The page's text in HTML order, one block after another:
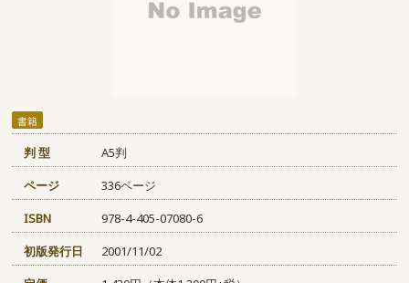
書籍
判 型
A5判
ページ
336ページ
ISBN
978-4-405-07080-6
初版発行日
2001/11/02